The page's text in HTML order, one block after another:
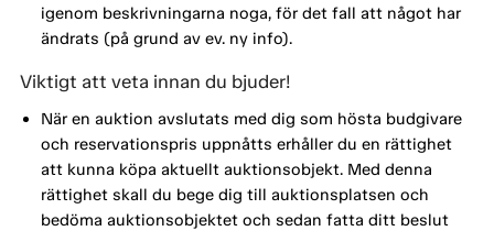
igenom beskrivningarna noga, för det fall att något har
ändrats (på grund av ev. ny info).
Viktigt att veta innan du bjuder!
När en auktion avslutats med dig som hösta budgivare
och reservationspris uppnåtts erhåller du en rättighet
att kunna köpa aktuellt auktionsobjekt. Med denna
rättighet skall du bege dig till auktionsplatsen och
bedöma auktionsobjektet och sedan fatta ditt beslut